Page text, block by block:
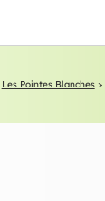
Les Pointes Blanches>